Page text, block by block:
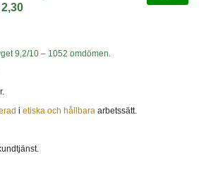
9,2/10 – 1052 omdömen.
i etiska och hållbara arbetssätt.